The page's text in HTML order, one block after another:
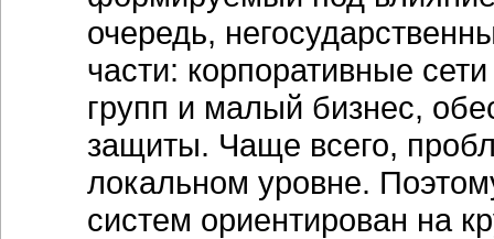
очередь,
части: корпоративные
групп и малый бизнес,
защиты. Чаще всего,
локальном уровне.
систем ориентирован на